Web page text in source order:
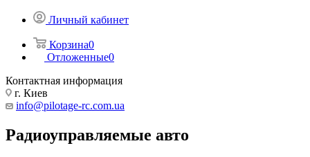
Личный кабинет
Корзина0
Отложенные0
Контактная информация
г. Киев
info@pilotage-rc.com.ua
Радиоуправляемые авто